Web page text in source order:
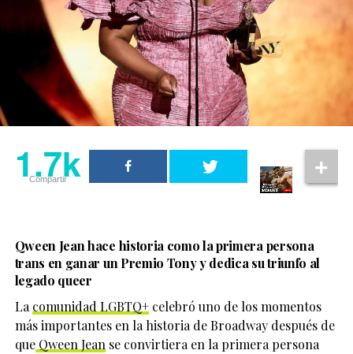
1.7k
Compartir
Qween Jean hace historia como la primera persona
trans en ganar un Premio Tony y dedica su triunfo al
legado queer
Lacomunidad LGBTQ+celebró uno de los momentos
más importantes en la historia de Broadway después de
queQween Jeanse convirtiera en la primera persona